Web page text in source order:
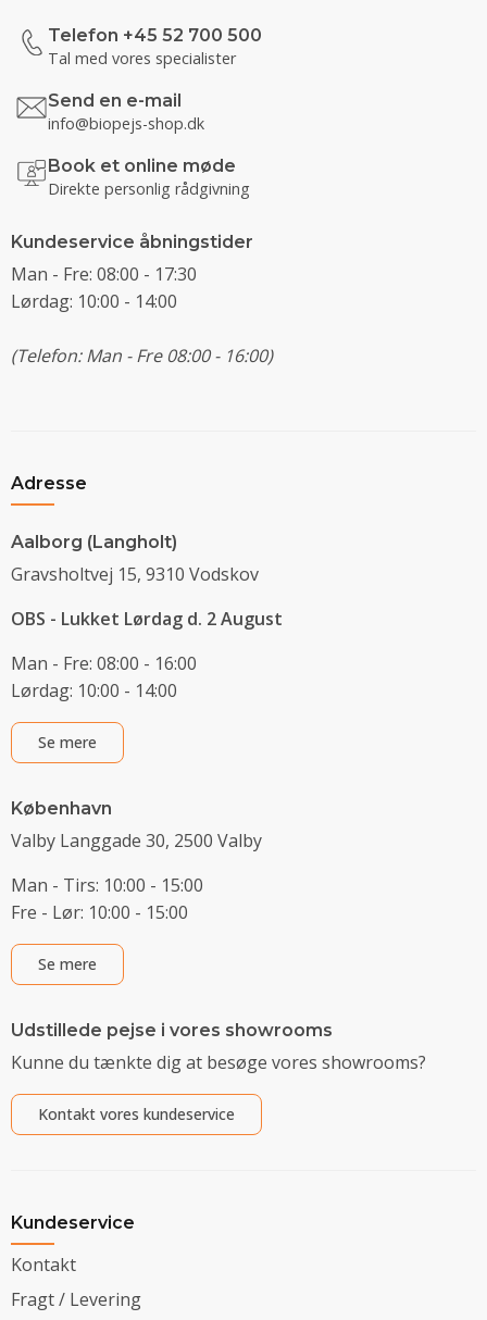
Telefon +45 52 700 500
Tal med vores specialister
Send en e-mail
info@biopejs-shop.dk
Book et online møde
Direkte personlig rådgivning
Kundeservice åbningstider
Man - Fre: 08:00 - 17:30
Lørdag: 10:00 - 14:00
(Telefon: Man - Fre 08:00 - 16:00)
Adresse
Aalborg (Langholt)
Gravsholtvej 15, 9310 Vodskov
OBS - Lukket Lørdag d. 2 August
Man - Fre: 08:00 - 16:00
Lørdag: 10:00 - 14:00
Se mere
København
Valby Langgade 30, 2500 Valby
Man - Tirs: 10:00 - 15:00
Fre - Lør: 10:00 - 15:00
Se mere
Udstillede pejse i vores showrooms
Kunne du tænkte dig at besøge vores showrooms?
Kontakt vores kundeservice
Kundeservice
Kontakt
Fragt / Levering